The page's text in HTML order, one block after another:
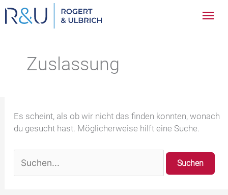
Zum
Inhalt
Zuslassung
Es scheint, als ob wir nicht das finden konnten, wonach
du gesucht hast. Möglicherweise hilft eine Suche.
nach: